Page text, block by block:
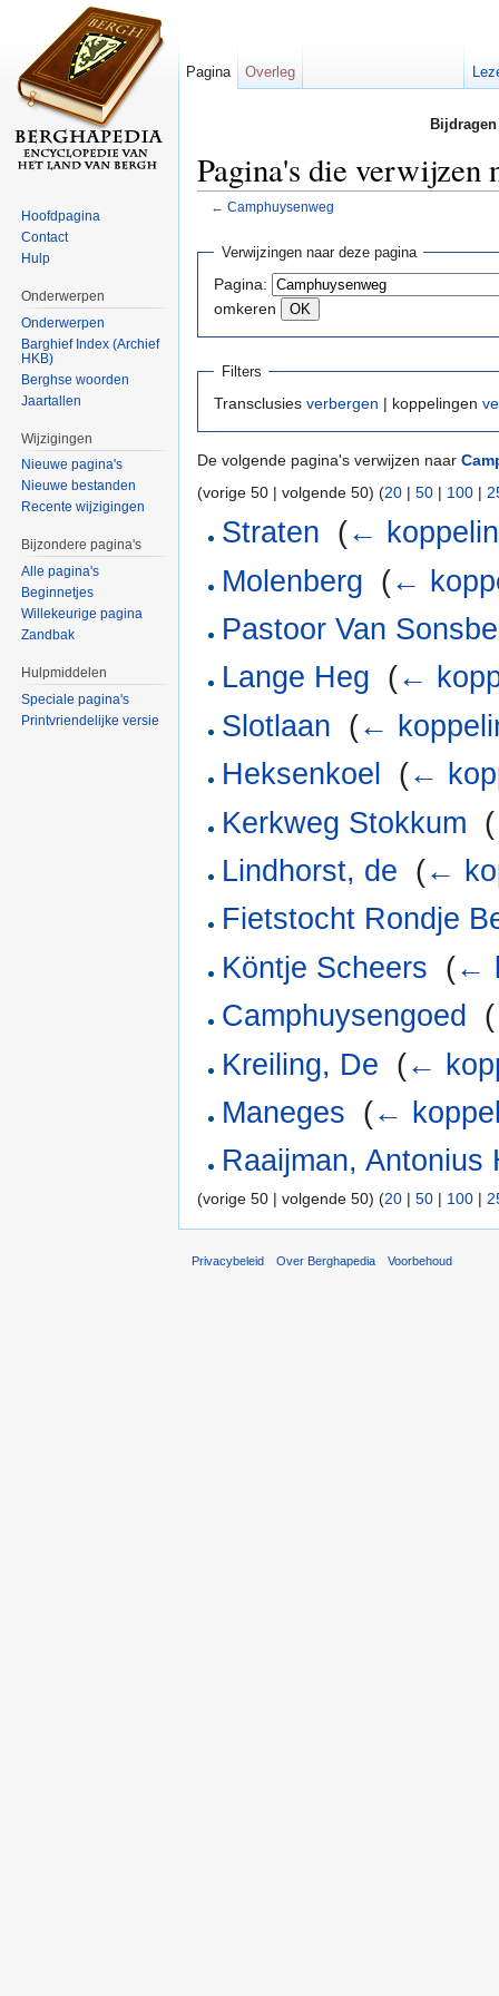
Pagina's die verwijzen
← Camphuysenweg
Verwijzingen naar deze pagina
Pagina:
omkeren
Filters
Transclusies verbergen | koppelingen
De volgende pagina's verwijzen naar
(vorige 50 | volgende 50) (20 | 50 | 100 |
Straten (←
Molenberg (←
Pastoor Van
Lange Heg (←
Slotlaan (←
Heksenkoel
(←
Kerkweg Stokkum (
Lindhorst, de (←
Fietstocht Rondje
Köntje Scheers (←
Camphuysengoed
(
Kreiling, De (←
Maneges (←
Raaijman, Antonius
(vorige 50 | volgende 50) (20 | 50 | 100 |
Pagina Overleg
Hoofdpagina
Contact
Hulp
Onderwerpen
Onderwerpen
Barghief Index (Archief
HKB)
Berghse woorden
Jaartallen
Wijzigingen
Nieuwe pagina's
Nieuwe bestanden
Recente wijzigingen
Bijzondere pagina's
Alle pagina's
Beginnetjes
Willekeurige pagina
Zandbak
Hulpmiddelen
Speciale pagina's
Printvriendelijke versie
Privacybeleid Over Berghapedia Voorbehoud